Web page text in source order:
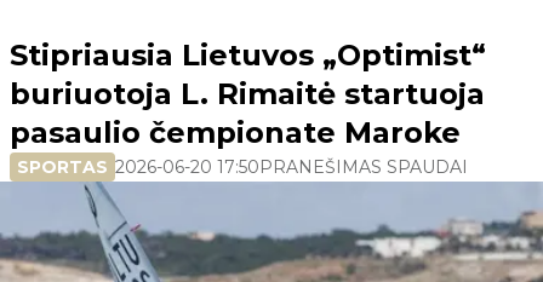
Stipriausia Lietuvos „Optimist“
buriuotoja L. Rimaitė startuoja
pasaulio čempionate Maroke
SPORTAS 2026-06-20 17:50PRANEŠIMAS SPAUDAI